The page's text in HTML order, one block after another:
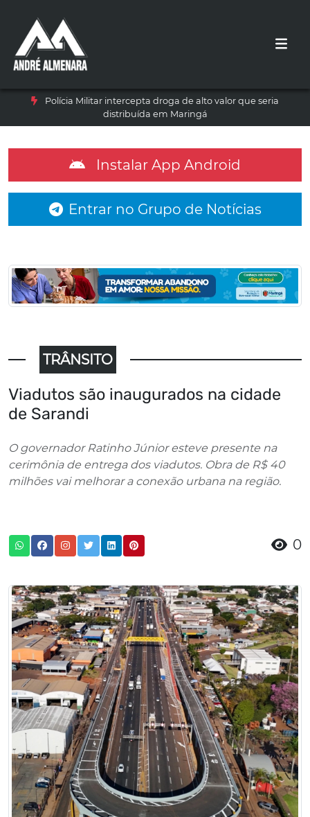
Polícia Militar intercepta droga de alto valor que seria
distribuída em Maringá
Instalar App Android
Entrar no Grupo de Notícias
TRÂNSITO
Viadutos são inaugurados na cidade
de Sarandi
O governador Ratinho Júnior esteve presente na
cerimônia de entrega dos viadutos. Obra de R$ 40
milhões vai melhorar a conexão urbana na região.
0